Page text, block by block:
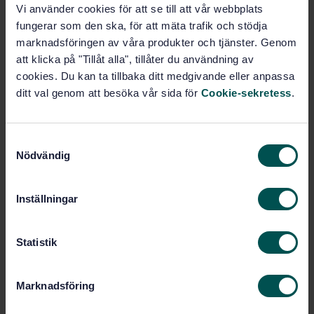
Vi använder cookies för att se till att vår webbplats
fungerar som den ska, för att mäta trafik och stödja
marknadsföringen av våra produkter och tjänster. Genom
att klicka på "Tillåt alla", tillåter du användning av
cookies. Du kan ta tillbaka ditt medgivande eller anpassa
ditt val genom att besöka vår sida för Cookie-sekretess.
Nödvändig
Inställningar
Statistik
Marknadsföring
15459-4:2014, IDT)
Prenumerera på standarden - Läs mer
Pris:789 SEK
Lägg i varukorgen
Fler alternativ
Produktinformation
Framtagen av:
Internationell titel:
Information technology -
Automatic identification and data